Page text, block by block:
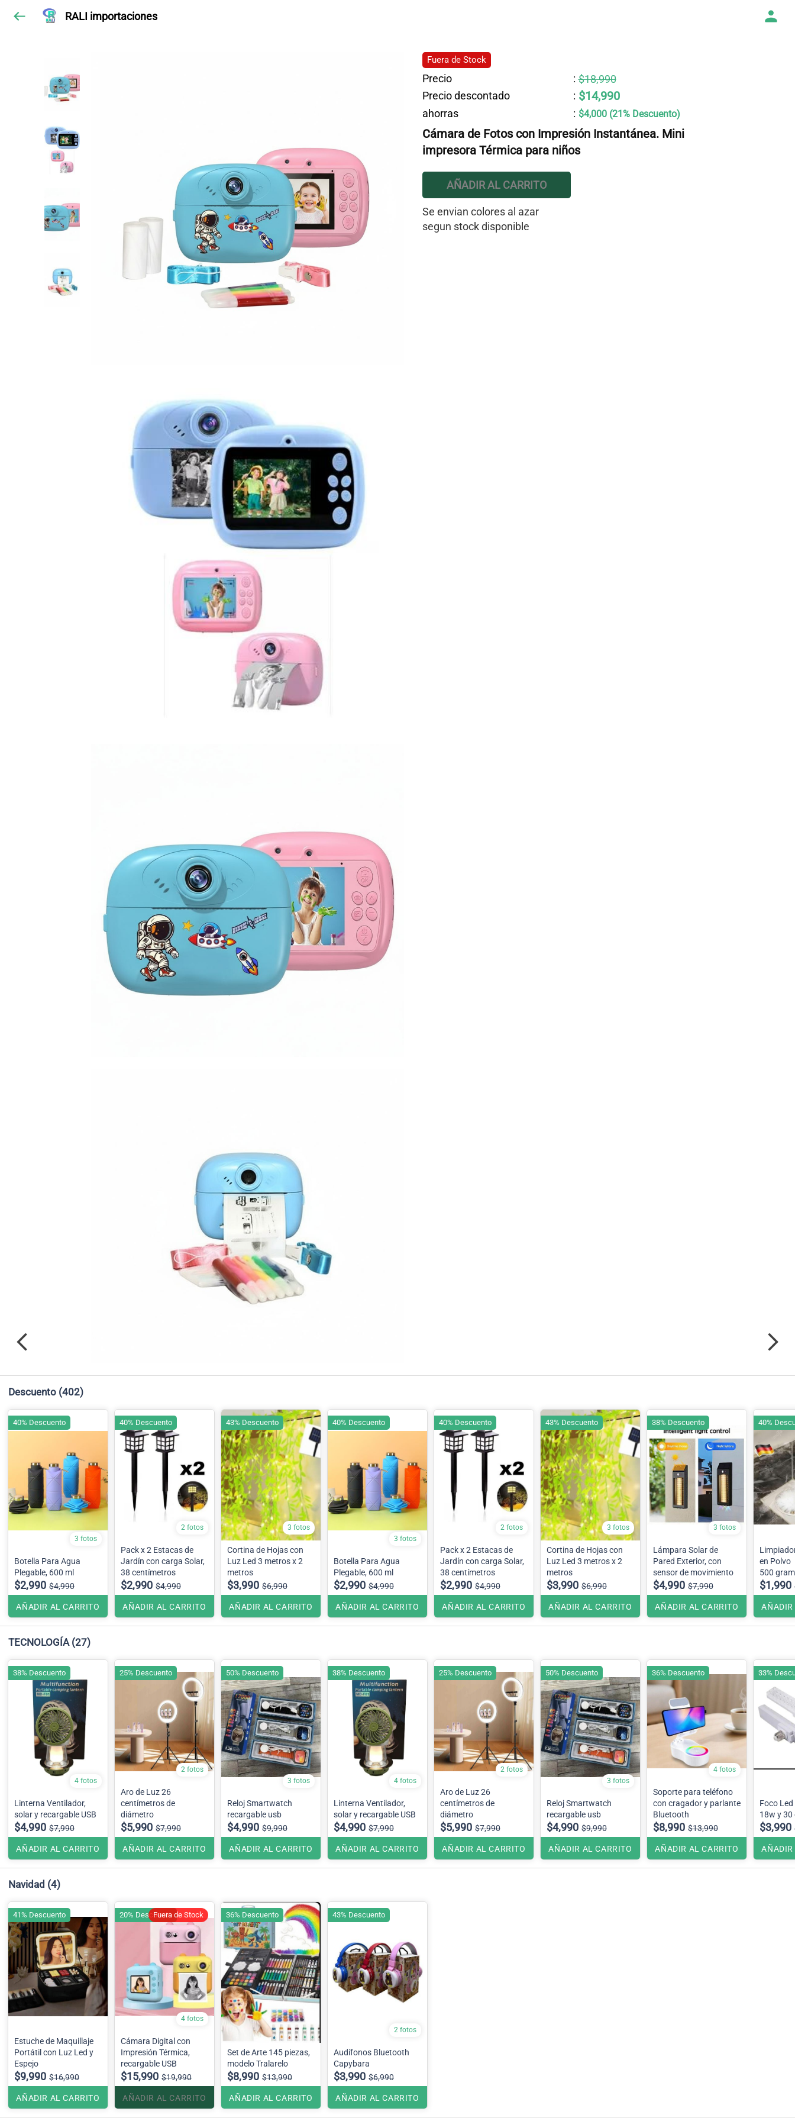
RALI importaciones
Fuera de Stock
Precio : $18,990
Precio descontado
: $14,990
ahorras : $4,000 (21% Descuento)
Cámara de Fotos con Impresión Instantánea. Mini
impresora Térmica para niños
AÑADIR AL CARRITO
Se envian colores al azar
segun stock disponible
Descuento (402)
3 fotos
Botella Para Agua
Plegable, 600 ml
$2,990 $4,990
AÑADIR AL CARRITO
40% Descuento
2 fotos
Pack x 2 Estacas de
Jardín con carga Solar,
38 centímetros
$2,990 $4,990
AÑADIR AL CARRITO
40% Descuento
3 fotos
Cortina de Hojas con
Luz Led 3 metros x 2
metros
$3,990 $6,990
AÑADIR AL CARRITO
43% Descuento
3 fotos
Botella Para Agua
Plegable, 600 ml
$2,990 $4,990
AÑADIR AL CARRITO
40% Descuento
2 fotos
Pack x 2 Estacas de
Jardín con carga Solar,
38 centímetros
$2,990 $4,990
AÑADIR AL CARRITO
40% Descuento
3 fotos
Cortina de Hojas con
Luz Led 3 metros x 2
metros
$3,990 $6,990
AÑADIR AL CARRITO
43% Descuento
3 fotos
Lámpara Solar de
Pared Exterior, con
sensor de movimiento
$4,990 $7,990
AÑADIR AL CARRITO
38% Descuento
en Polvo
500
$1,990
AÑADIR
40%
TECNOLOGÍA (27)
4 fotos
Linterna Ventilador,
solar y recargable USB
$4,990 $7,990
AÑADIR AL CARRITO
38% Descuento
2 fotos
Aro de Luz 26
centímetros de
diámetro
$5,990 $7,990
AÑADIR AL CARRITO
25% Descuento
3 fotos
Reloj Smartwatch
recargable usb
$4,990 $9,990
AÑADIR AL CARRITO
50% Descuento
4 fotos
Linterna Ventilador,
solar y recargable USB
$4,990 $7,990
AÑADIR AL CARRITO
38% Descuento
2 fotos
Aro de Luz 26
centímetros de
diámetro
$5,990 $7,990
AÑADIR AL CARRITO
25% Descuento
3 fotos
Reloj Smartwatch
recargable usb
$4,990 $9,990
AÑADIR AL CARRITO
50% Descuento
4 fotos
Soporte para teléfono
con cragador y parlante
Bluetooth
$8,990 $13,990
AÑADIR AL CARRITO
36% Descuento
Foco
18w y 30
$3,990
AÑADIR
33%
Navidad (4)
Estuche de Maquillaje
Portátil con Luz Led y
Espejo
$9,990 $16,990
AÑADIR AL CARRITO
41% Descuento
4 fotos
Cámara Digital con
Impresión Térmica,
recargable USB
$15,990 $19,990
AÑADIR AL CARRITO
20% DescuentoFuera de Stock
Set de Arte 145 piezas,
modelo Tralarelo
$8,990 $13,990
AÑADIR AL CARRITO
36% Descuento
2 fotos
Audífonos Bluetooth
Capybara
$3,990 $6,990
AÑADIR AL CARRITO
43% Descuento